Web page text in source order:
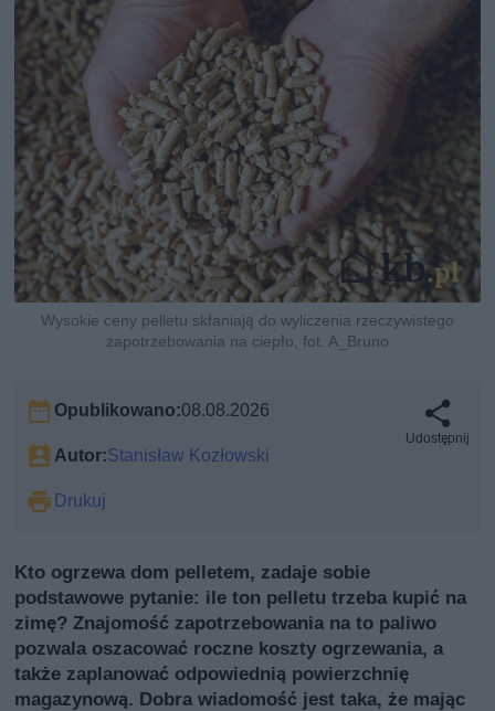
Wysokie ceny pelletu skłaniają do wyliczenia rzeczywistego
zapotrzebowania na ciepło, fot. A_Bruno
Opublikowano:08.08.2026
Autor:Stanisław Kozłowski
Drukuj
Udostępnij
Kto ogrzewa dom pelletem, zadaje sobie
podstawowe pytanie: ile ton pelletu trzeba kupić na
zimę? Znajomość zapotrzebowania na to paliwo
pozwala oszacować roczne koszty ogrzewania, a
także zaplanować odpowiednią powierzchnię
magazynową. Dobra wiadomość jest taka, że mając